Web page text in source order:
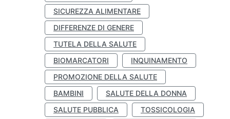
SICUREZZA ALIMENTARE
DIFFERENZE DI GENERE
TUTELA DELLA SALUTE
BIOMARCATORI
INQUINAMENTO
PROMOZIONE DELLA SALUTE
BAMBINI
SALUTE DELLA DONNA
SALUTE PUBBLICA
TOSSICOLOGIA